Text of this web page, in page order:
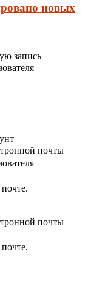
новых
запись
почты
почты